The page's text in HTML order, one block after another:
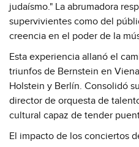
judaísmo." La abrumadora
supervivientes como del
creencia en el poder de la
Esta experiencia allanó el
triunfos de Bernstein en
Holstein y Berlín. Consolidó
director de orquesta de
cultural capaz de tender
El impacto de los conciertos